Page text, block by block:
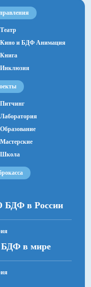
и БДФ Анимация
БДФ в России
БДФ в мире